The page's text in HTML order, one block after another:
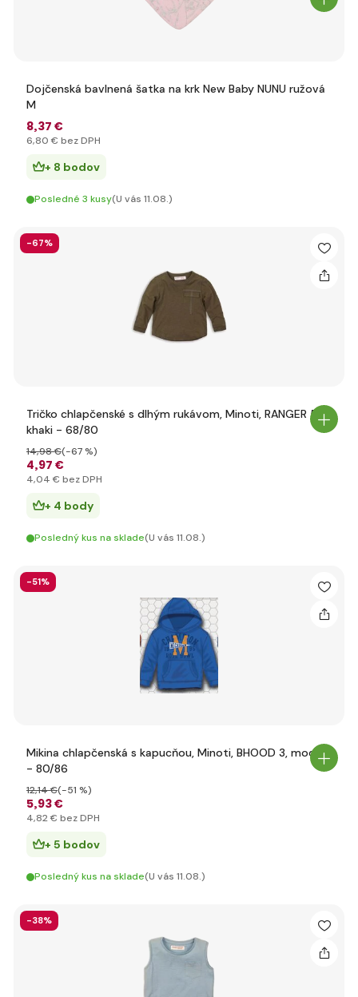
Dojčenská bavlnená šatka na krk New Baby NUNU ružová
M
8,37 €
6,80 € bez DPH
+ 8 bodov
Posledné 3 kusy(U vás 11.08.)
-67%
Tričko chlapčenské s dlhým rukávom, Minoti, RANGER 5,
khaki - 68/80
4,97 €
14,98 €(-67 %)
4,04 € bez DPH
+ 4 body
Posledný kus na sklade(U vás 11.08.)
-51%
Mikina chlapčenská s kapucňou, Minoti, BHOOD 3, modrá
- 80/86
5,93 €
12,14 €(-51 %)
4,82 € bez DPH
+ 5 bodov
Posledný kus na sklade(U vás 11.08.)
-38%